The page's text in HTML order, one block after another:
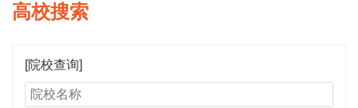
高校搜索
[院校查询]